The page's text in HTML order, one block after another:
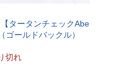
タータンチェックAbe
ゴールドバックル）
切れ